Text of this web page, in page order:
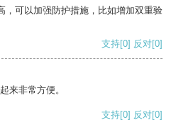
，可以加强防护措施，比如增加双重验
支持[0] 反对[0]
来非常方便。
支持[0] 反对[0]